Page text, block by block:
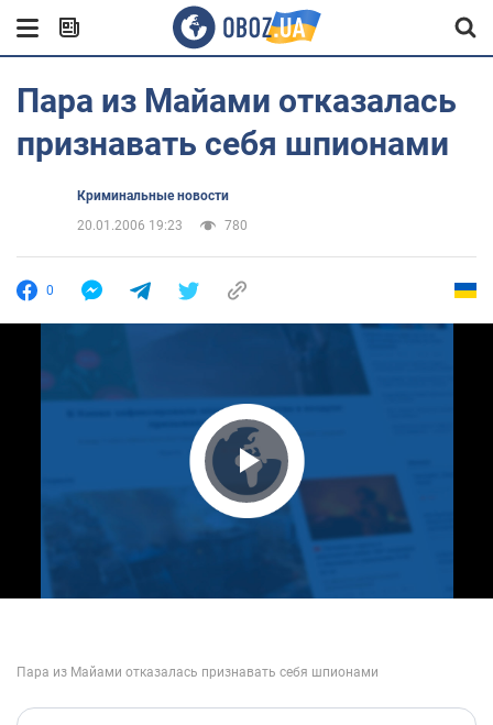
Пара из Майами отказалась
признавать себя шпионами
Криминальные новости
20.01.2006 19:23
780
0
Play Video